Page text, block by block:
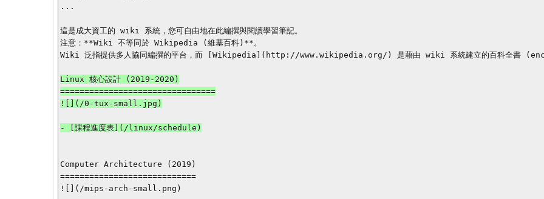
...
這是成大資工的 wiki 系統，您可自由地在此編撰與閱讀學習筆記。
注意：**Wiki 不等同於 Wikipedia (維基百科)**。
Wiki 泛指提供多人協同編撰的平台，而 [Wikipedia](http://www.wikipedia.org/) 是藉由 wiki 系統建立的百科全書
Linux 核心設計 (2019-2020)
================================
![](/0-tux-small.jpg)
- [課程進度表](/linux/schedule)
Computer Architecture (2019)
============================
![](/mips-arch-small.png)